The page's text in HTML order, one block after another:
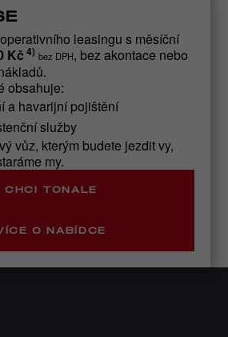
leasingu s měsíční
Kč 4) bez DPH, bez akontace nebo
obsahuje:
a havarijní pojištění
služby
vůz, kterým budete jezdit vy,
my.
CHCI TONALE
O NABÍDCE